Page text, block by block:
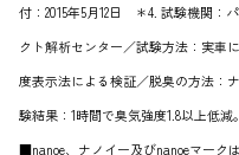
付：2015年5月12日 ＊4. 試験機関：
クト解析センター／試験方法：実車
度表示法による検証／脱臭の方法：
験結果：1時間で臭気強度1.8以上低減
■nanoe、ナノイー及びnanoeマーク